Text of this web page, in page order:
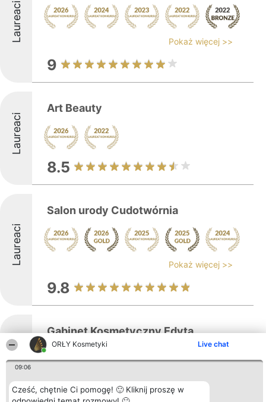
ORŁY Kosmetyki Live chat
09:06
Cześć, chętnie Ci pomogę! 🙂 Kliknij proszę w
Laureaci Pokaż więcej >>
9
Laureaci
Art Beauty
8.5
Laureaci
Salon urody Cudotwórnia
Pokaż więcej >>
9.8
Gabinet Kosmetyczny Edyta
Kleczew
Pokaż więcej >>